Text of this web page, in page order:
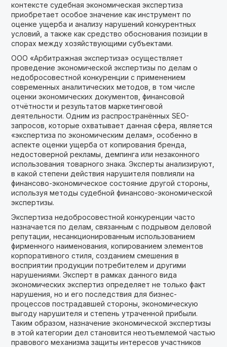
контексте судебная экономическая экспертиза
приобретает особое значение как инструмент по
оценке ущерба и анализу нарушений конкурентных
условий, а также как средство обоснования позиции в
спорах между хозяйствующими субъектами.
ООО «Арбитражная экспертиза» осуществляет
проведение экономической экспертизы по делам о
недобросовестной конкуренции с применением
современных аналитических методов, в том числе
оценки экономических документов, финансовой
отчётности и результатов маркетинговой
деятельности. Одним из распространённых SEO-
запросов, которые охватывает данная сфера, является
«экспертиза по экономическим делам», особенно в
аспекте оценки ущерба от копирования бренда,
недостоверной рекламы, демпинга или незаконного
использования товарного знака. Эксперты анализируют,
в какой степени действия нарушителя повлияли на
финансово-экономическое состояние другой стороны,
используя методы судебной финансово-экономической
экспертизы.
Экспертиза недобросовестной конкуренции часто
назначается по делам, связанным с подрывом деловой
репутации, несанкционированным использованием
фирменного наименования, копированием элементов
корпоративного стиля, созданием смешения в
восприятии продукции потребителем и другими
нарушениями. Эксперт в рамках данного вида
экономических экспертиз определяет не только факт
нарушения, но и его последствия для бизнес-
процессов пострадавшей стороны, экономическую
выгоду нарушителя и степень утраченной прибыли.
Таким образом, назначение экономической экспертизы
в этой категории дел становится неотъемлемой частью
правового механизма защиты интересов участников